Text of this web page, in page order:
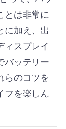
とは非常に
に加え、出
ィスプレイ
バッテリー
らのコツを
フを楽しん